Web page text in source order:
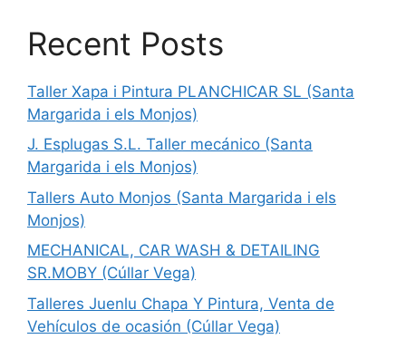
Recent Posts
Taller Xapa i Pintura PLANCHICAR SL (Santa
Margarida i els Monjos)
J. Esplugas S.L. Taller mecánico (Santa
Margarida i els Monjos)
Tallers Auto Monjos (Santa Margarida i els
Monjos)
MECHANICAL, CAR WASH & DETAILING
SR.MOBY (Cúllar Vega)
Talleres Juenlu Chapa Y Pintura, Venta de
Vehículos de ocasión (Cúllar Vega)